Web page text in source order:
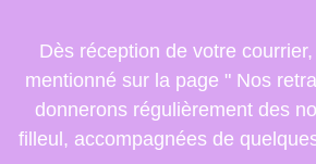
Dès réception de votre
mentionné sur la page " Nos
donnerons régulièrement des
filleul, accompagnées de